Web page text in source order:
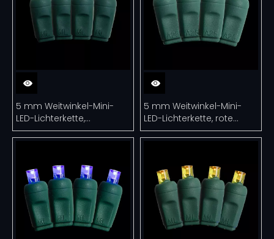
5 mm Weitwinkel-Mini-
LED-Lichterkette,
warmweiß, UL-
5 mm Weitwinkel-Mini-
LED-Lichterkette, rote
Lichterkette, UL-zertifiziert